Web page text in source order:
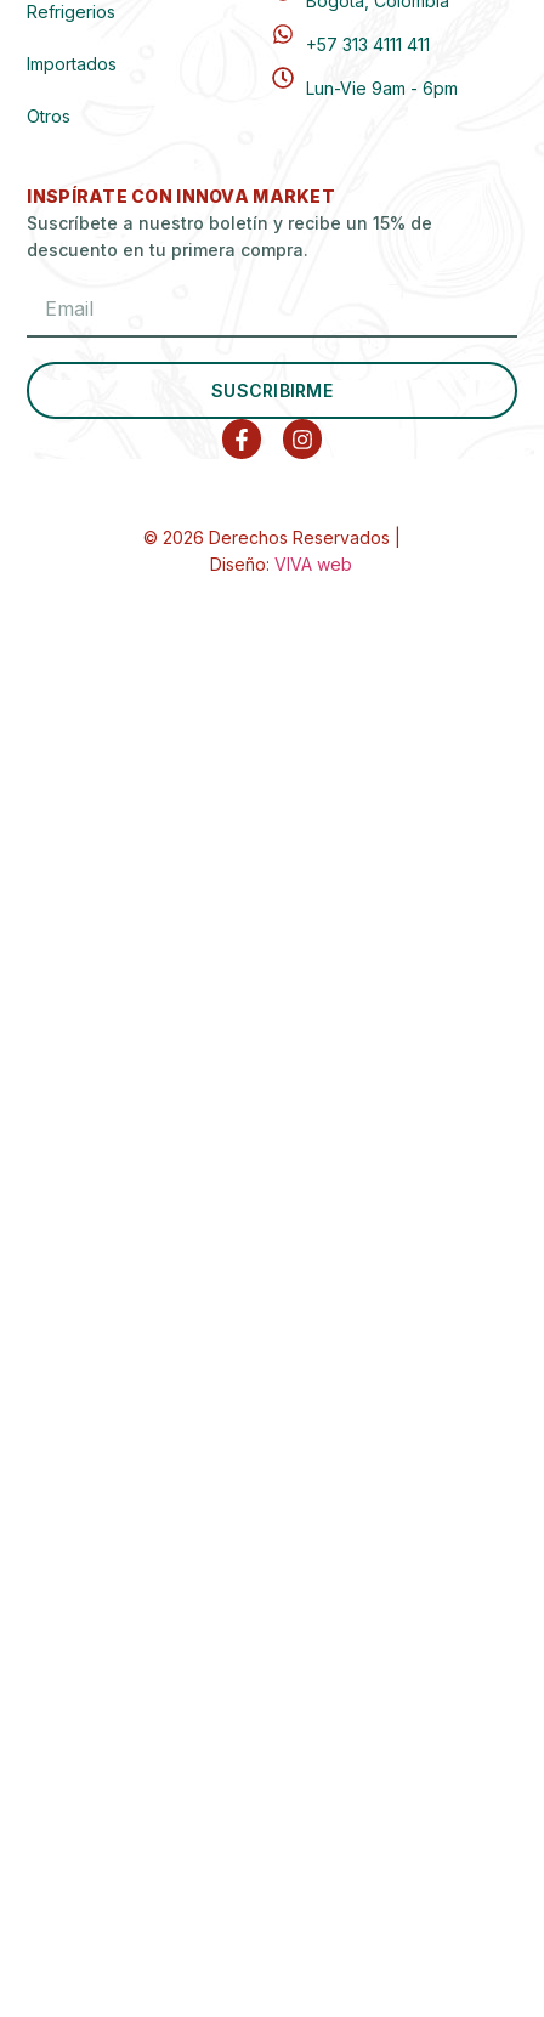
Refrigerios
Importados
Otros
+57 313 4111 411
Lun-Vie 9am - 6pm
INSPÍRATE CON INNOVA MARKET
Suscríbete a nuestro boletín y recibe un 15% de
descuento en tu primera compra.
SUSCRIBIRME
© 2026 Derechos Reservados |
Diseño: VIVA web